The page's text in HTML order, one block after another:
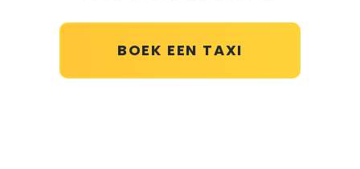
BOEK EEN TAXI